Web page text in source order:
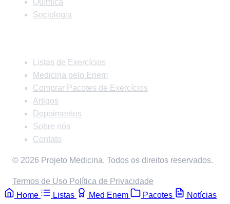
Química
Sociologia
Listas de Exercícios
Medicina pelo Enem
Comprar Pacotes de Exercícios
Artigos
Depoimentos
Sobre nós
Contato
© 2026 Projeto Medicina. Todos os direitos reservados.
Termos de Uso Política de Privacidade
Home
Listas Med Enem Pacotes Notícias